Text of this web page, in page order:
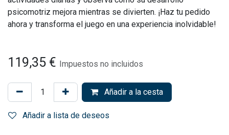
psicomotriz mejora mientras se divierten. ¡Haz tu pedido
ahora y transforma el juego en una experiencia inolvidable!
119,35 € Impuestos no incluidos
Añadir a la cesta
Añadir a lista de deseos